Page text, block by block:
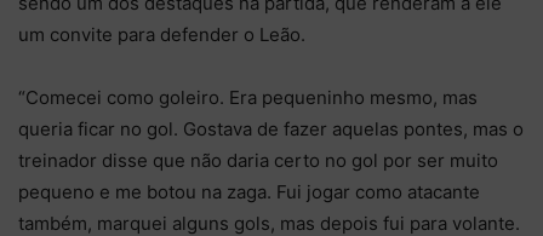
um convite para defender o Leão.
“Comecei como goleiro. Era pequeninho mesmo, mas
queria ficar no gol. Gostava de fazer aquelas pontes, mas o
treinador disse que não daria certo no gol por ser muito
pequeno e me botou na zaga. Fui jogar como atacante
também, marquei alguns gols, mas depois fui para volante.